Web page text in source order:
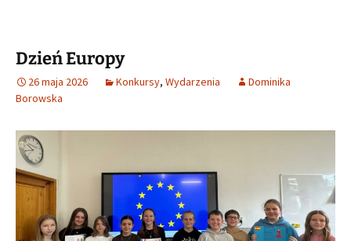
Dzień Europy
26 maja 2026 Konkursy, Wydarzenia
Dominika
Borowska